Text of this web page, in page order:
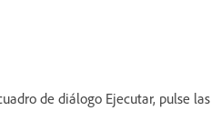
de diálogo Ejecutar, pulse